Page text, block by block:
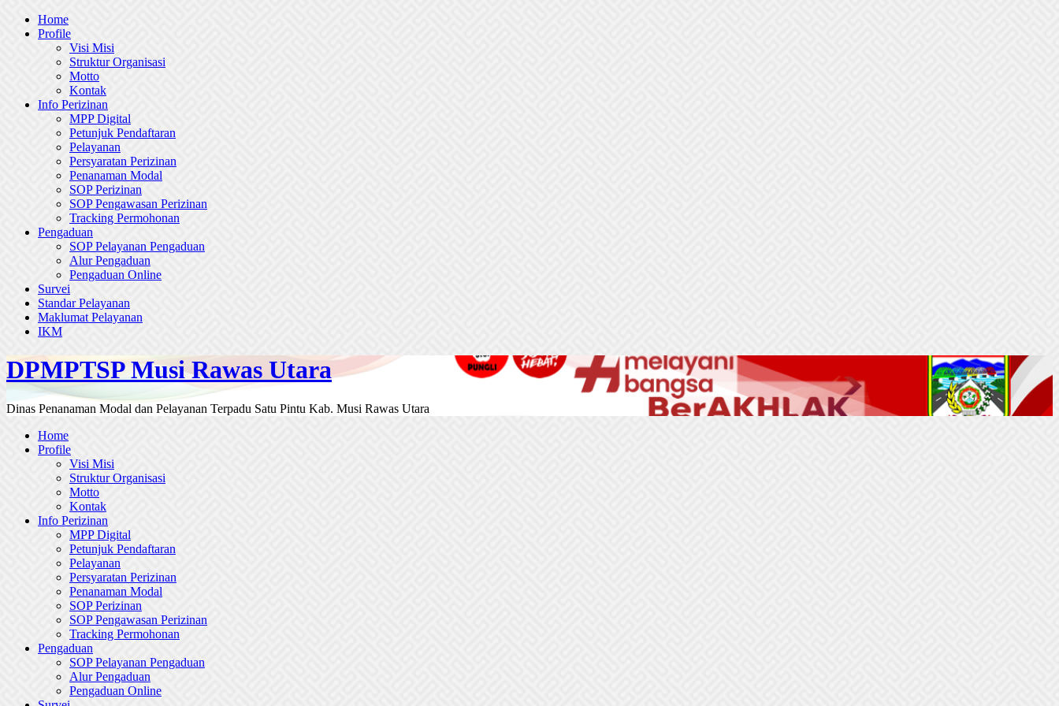
Skip
Home
Profile
Visi Misi
Struktur Organisasi
Motto
Kontak
Info Perizinan
MPP Digital
Petunjuk Pendaftaran
Pelayanan
Persyaratan Perizinan
Penanaman Modal
SOP Perizinan
SOP Pengawasan Perizinan
Tracking Permohonan
Pengaduan
SOP Pelayanan Pengaduan
Alur Pengaduan
Pengaduan Online
Survei
Standar Pelayanan
Maklumat Pelayanan
IKM
DPMPTSP Musi Rawas Utara
Dinas Penanaman Modal dan Pelayanan Terpadu Satu Pintu Kab. Musi Rawas Utara
Home
Profile
Visi Misi
Struktur Organisasi
Motto
Kontak
Info Perizinan
MPP Digital
Petunjuk Pendaftaran
Pelayanan
Persyaratan Perizinan
Penanaman Modal
SOP Perizinan
SOP Pengawasan Perizinan
Tracking Permohonan
Pengaduan
SOP Pelayanan Pengaduan
Alur Pengaduan
Pengaduan Online